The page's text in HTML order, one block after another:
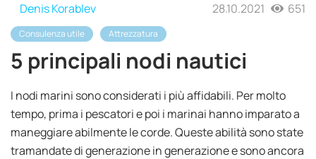
Denis Korablev 28.10.2021 651
Consulenza utile Attrezzatura
5 principali nodi nautici
I nodi marini sono considerati i più affidabili. Per molto
tempo, prima i pescatori e poi i marinai hanno imparato a
maneggiare abilmente le corde. Queste abilità sono state
tramandate di generazione in generazione e sono ancora